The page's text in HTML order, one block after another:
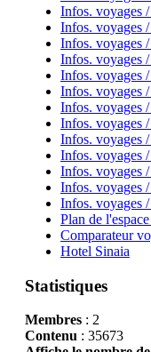
Infos. voyages
Infos. voyages
Infos. voyages
Infos. voyages
Infos. voyages
Infos. voyages
Infos. voyages
Infos. voyages
Infos. voyages
Infos. voyages
Infos. voyages
Infos. voyages
Infos. voyages
Plan de
Comparateur
Hotel Sinaia
Statistiques
Membres: 2
Contenu : 35673